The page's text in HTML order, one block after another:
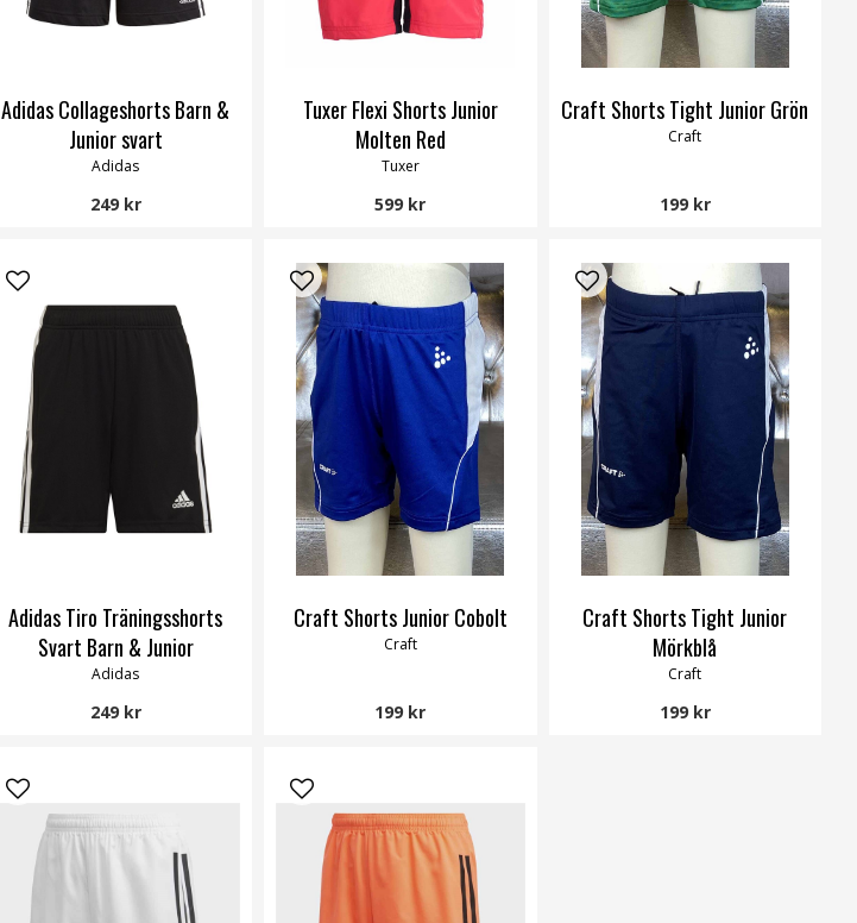
Adidas Collageshorts Barn &
Junior svart
Adidas
249 kr
Tuxer Flexi Shorts Junior
Molten Red
Tuxer
599 kr
Craft Shorts Tight Junior Grön
Craft
199 kr
Adidas Tiro Träningsshorts
Svart Barn & Junior
Adidas
249 kr
Craft Shorts Junior Cobolt
Craft
199 kr
Craft Shorts Tight Junior
Mörkblå
Craft
199 kr